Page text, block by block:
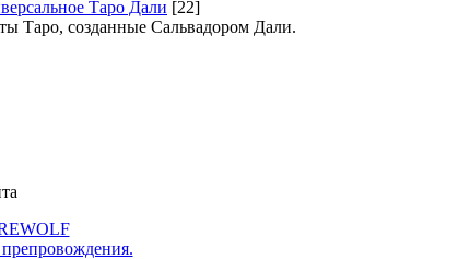
Таро Дали [22]
Таро, созданные Сальвадором Дали.